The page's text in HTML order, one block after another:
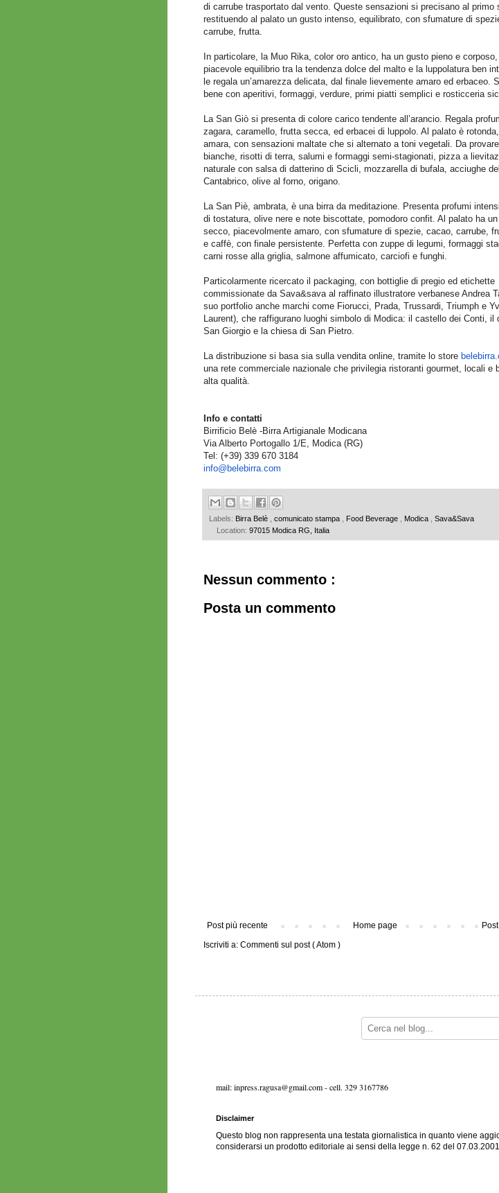
di carrube trasportato dal vento. Queste sensazioni si precisano al primo
restituendo al palato un gusto intenso, equilibrato, con sfumature di
carrube, frutta.
In particolare, la Muo Rika, color oro antico, ha un gusto pieno e
piacevole equilibrio tra la tendenza dolce del malto e la luppolatura ben
le regala un’amarezza delicata, dal finale lievemente amaro ed erbaceo.
bene con aperitivi, formaggi, verdure, primi piatti semplici e rosticceria
La San Giò si presenta di colore carico tendente all’arancio. Regala
zagara, caramello, frutta secca, ed erbacei di luppolo. Al palato è
amara, con sensazioni maltate che si alternato a toni vegetali. Da
bianche, risotti di terra, salumi e formaggi semi-stagionati, pizza a
naturale con salsa di datterino di Scicli, mozzarella di bufala, acciughe del
Cantabrico, olive al forno, origano.
La San Piè, ambrata, è una birra da meditazione. Presenta profumi
di tostatura, olive nere e note biscottate, pomodoro confit. Al palato ha
secco, piacevolmente amaro, con sfumature di spezie, cacao, carrube,
e caffè, con finale persistente. Perfetta con zuppe di legumi, formaggi
carni rosse alla griglia, salmone affumicato, carciofi e funghi.
Particolarmente ricercato il packaging, con bottiglie di pregio ed etichette
commissionate da Sava&sava al raffinato illustratore verbanese Andrea
suo portfolio anche marchi come Fiorucci, Prada, Trussardi, Triumph e
Laurent), che raffigurano luoghi simbolo di Modica: il castello dei Conti, il
San Giorgio e la chiesa di San Pietro.
La distribuzione si basa sia sulla vendita online, tramite lo store
una rete commerciale nazionale che privilegia ristoranti gourmet, locali e
alta qualità.
Info e contatti
Birrificio Belè -Birra Artigianale Modicana
Via Alberto Portogallo 1/E, Modica (RG)
Tel: (+39­) 339­ 670­ 3184­
info@belebirra.com
Labels: Birra Belè comunicato stampa Food Beverage Modica
Sava&Sava
Location: 97015 Modica RG, Italia
Nessun commento :
Posta un commento
Post più recente
Home page
Iscriviti a: Commenti sul post ( Atom )
mail: inpress.ragusa@gmail.com -cell. 329 3167786
Disclaimer
Questo blog non rappresenta una testata giornalistica in quanto viene
considerarsi un prodotto editoriale ai sensi della legge n. 62 del 07.03.2001